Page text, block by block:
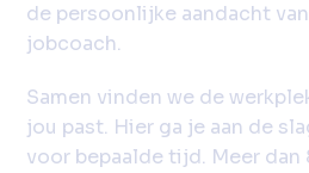
de persoonlijke aandacht
jobcoach.
Samen vinden we de
jou past. Hier ga je aan de
voor bepaalde tijd. Meer dan